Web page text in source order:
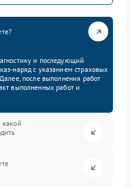
и последующий
наряд с указанием страховых
после выполнения работ
выполненных работ и
какой